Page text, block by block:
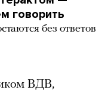
говорить
без ответов
ВДВ,